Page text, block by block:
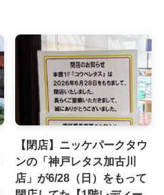
【閉店】ニッケパークタウ
ンの「神戸レタス加古川
店」が6/28（日）をもって